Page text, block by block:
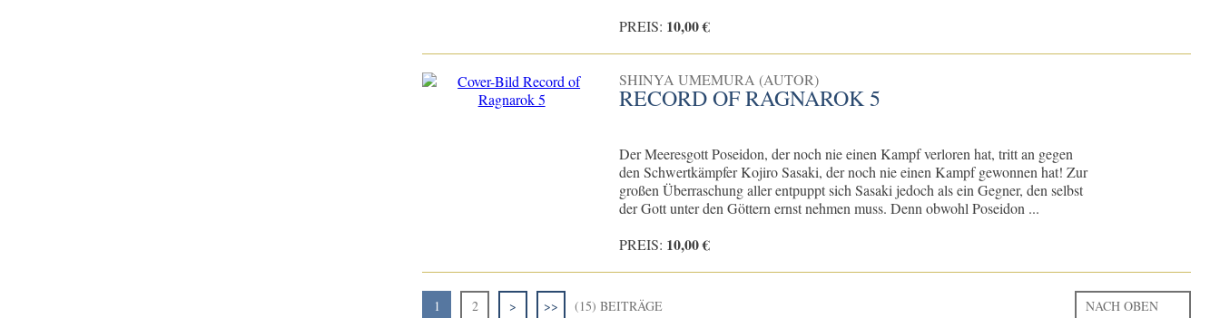
PREIS: 10,00 €
SHINYA UMEMURA (AUTOR)
RECORD OF RAGNAROK 5
Der Meeresgott Poseidon, der noch nie einen Kampf verloren hat, tritt an gegen
den Schwertkämpfer Kojiro Sasaki, der noch nie einen Kampf gewonnen hat! Zur
großen Überraschung aller entpuppt sich Sasaki jedoch als ein Gegner, den selbst
der Gott unter den Göttern ernst nehmen muss. Denn obwohl Poseidon ...
PREIS: 10,00 €
1 2 > >> (15) BEITRÄGE NACH OBEN